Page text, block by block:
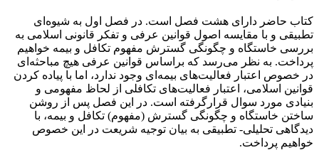
کتاب حاضر دارای هشت فصل است. در فصل اول به شیوه‌ای
تطبیقی و با مقایسه اصول قوانین عرفی و تفکر قانونی اسلامی به
بررسی خاستگاه و چگونگی گسترش مفهوم تکافل و بیمه خواهیم
پرداخت. به نظر می‌رسد که براساس قوانین عرفی هیچ مباحثه‌ای
در خصوص اعتبار فعالیت‌های بیمه‌ای وجود ندارد، اما با پیاده کردن
قوانین اسلامی، اعتبار فعالیت‌های تکافلی از لحاظ مفهومی و
بنیادی مورد سوال قرارگرفته است. در این فصل پس از روشن
ساختن خاستگاه و چگونگی گسترش (مفهوم) تکافل و بیمه، با
دیدگاهی تحلیلی- تطبیقی به بیان توجیه شریعت در این خصوص
خواهیم پرداخت.